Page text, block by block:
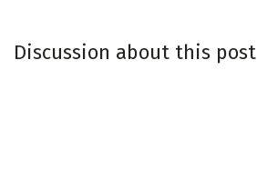
Discussion about this post